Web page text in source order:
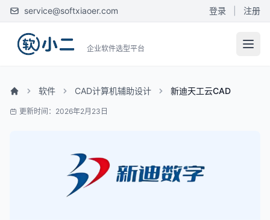
service@softxiaoer.com 登录 注册
企业软件选型平台
软件 CAD计算机辅助设计 新迪天工云CAD
更新时间：2026年2月23日